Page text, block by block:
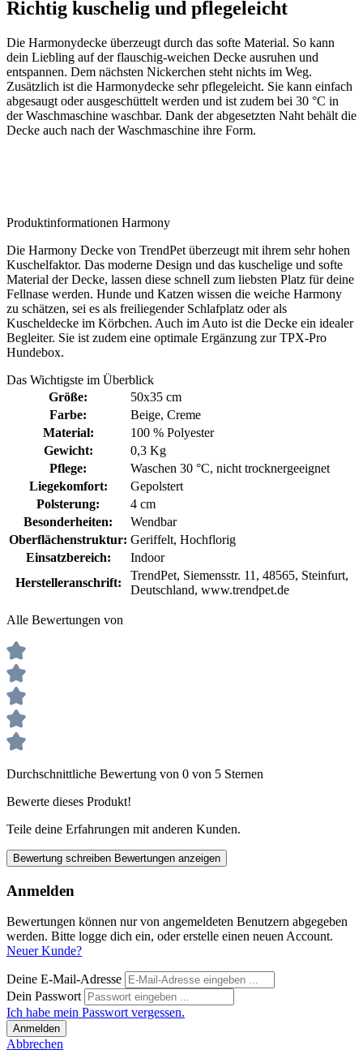
Richtig kuschelig und pflegeleicht
Die Harmonydecke überzeugt durch das softe Material. So kann
dein Liebling auf der flauschig-weichen Decke ausruhen und
entspannen. Dem nächsten Nickerchen steht nichts im Weg.
Zusätzlich ist die Harmonydecke sehr pflegeleicht. Sie kann einfach
abgesaugt oder ausgeschüttelt werden und ist zudem bei 30 °C in
der Waschmaschine waschbar. Dank der abgesetzten Naht behält die
Decke auch nach der Waschmaschine ihre Form.
Produktinformationen Harmony
Die Harmony Decke von TrendPet überzeugt mit ihrem sehr hohen
Kuschelfaktor. Das moderne Design und das kuschelige und softe
Material der Decke, lassen diese schnell zum liebsten Platz für deine
Fellnase werden. Hunde und Katzen wissen die weiche Harmony
zu schätzen, sei es als freiliegender Schlafplatz oder als
Kuscheldecke im Körbchen. Auch im Auto ist die Decke ein idealer
Begleiter. Sie ist zudem eine optimale Ergänzung zur TPX-Pro
Hundebox.
Das Wichtigste im Überblick
Größe:
50x35 cm
Farbe:
Beige, Creme
Material:
100 % Polyester
Gewicht:
0,3 Kg
Pflege:
Waschen 30 °C, nicht trocknergeeignet
Liegekomfort:
Gepolstert
Polsterung:
4 cm
Besonderheiten:
Wendbar
Oberflächenstruktur: Geriffelt, Hochflorig
Einsatzbereich:
Indoor
Herstelleranschrift:
TrendPet, Siemensstr. 11, 48565, Steinfurt,
Deutschland, www.trendpet.de
Alle Bewertungen von
Durchschnittliche Bewertung von 0 von 5 Sternen
Bewerte dieses Produkt!
Teile deine Erfahrungen mit anderen Kunden.
Bewertung schreiben Bewertungen anzeigen
Anmelden
Bewertungen können nur von angemeldeten Benutzern abgegeben
werden. Bitte logge dich ein, oder erstelle einen neuen Account.
Neuer Kunde?
Deine E-Mail-Adresse
Dein Passwort
Ich habe mein Passwort vergessen.
Anmelden
Abbrechen